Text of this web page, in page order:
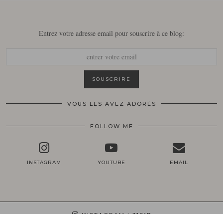
Entrez votre adresse email pour souscrire à ce blog:
VOUS LES AVEZ ADORÉS
FOLLOW ME
INSTAGRAM YOUTUBE EMAIL